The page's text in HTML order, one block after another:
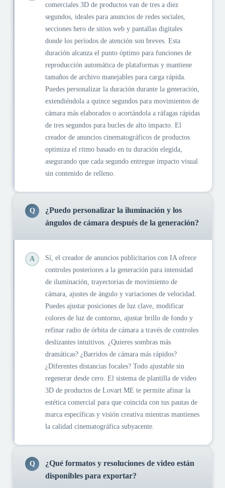
comerciales 3D de productos van de tres a diez
segundos, ideales para anuncios de redes sociales,
secciones hero de sitios web y pantallas digitales
donde los períodos de atención son breves. Esta
duración alcanza el punto óptimo para funciones de
reproducción automática de plataformas y mantiene
tamaños de archivo manejables para carga rápida.
Puedes personalizar la duración durante la generación,
extendiéndola a quince segundos para movimientos de
cámara más elaborados o acortándola a ráfagas rápidas
de tres segundos para bucles de alto impacto. El
creador de anuncios cinematográficos de productos
optimiza el ritmo basado en tu duración elegida,
asegurando que cada segundo entregue impacto visual
sin contenido de relleno.
Q
¿Puedo personalizar la iluminación y los
ángulos de cámara después de la generación?
A
Sí, el creador de anuncios publicitarios con IA ofrece
controles posteriores a la generación para intensidad
de iluminación, trayectorias de movimiento de
cámara, ajustes de ángulo y variaciones de velocidad.
Puedes ajustar posiciones de luz clave, modificar
colores de luz de contorno, ajustar brillo de fondo y
refinar radio de órbita de cámara a través de controles
deslizantes intuitivos. ¿Quieres sombras más
dramáticas? ¿Barridos de cámara más rápidos?
¿Diferentes distancias focales? Todo ajustable sin
regenerar desde cero. El sistema de plantilla de video
3D de productos de Lovart ME te permite afinar la
estética comercial para que coincida con tus pautas de
marca específicas y visión creativa mientras mantienes
la calidad cinematográfica subyacente.
Q
¿Qué formatos y resoluciones de video están
disponibles para exportar?